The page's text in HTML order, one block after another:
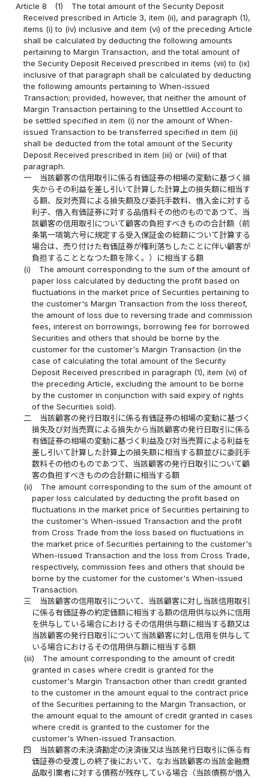
Article 8
(1)
The total amount of the Security Deposit
Received prescribed in Article 3, item (ii), and paragraph (1),
items (i) to (iv) inclusive and item (vi) of the preceding Article
shall be calculated by deducting the following amounts
pertaining to Margin Transaction, and the total amount of
the Security Deposit Received prescribed in items (vii) to (ix)
inclusive of that paragraph shall be calculated by deducting
the following amounts pertaining to When-issued
Transaction; provided, however, that neither the amount of
Margin Transaction pertaining to the Unsettled Account to
be settled specified in item (i) nor the amount of When-
issued Transaction to be transferred specified in item (ii)
shall be deducted from the total amount of the Security
Deposit Received prescribed in item (iii) or (viii) of that
paragraph.
一
当該顧客の信用取引に係る有価証券の相場の変動に基づく損
失からその利益を差し引いて計算した計算上の損失額に相当す
る額、反対売買による損失額及び委託手数料、借入金に対する
利子、借入有価証券に対する品借料その他のものであつて、当
該顧客の信用取引について顧客の負担すべきものの合計額（前
条第一項第六号に規定する受入保証金の総額について計算する
場合は、売り付けた有価証券が権利落ちしたことに伴い顧客が
負担することとなつた額を除く。）に相当する額
(i)
The amount corresponding to the sum of the amount of
paper loss calculated by deducting the profit based on
fluctuations in the market price of Securities pertaining to
the customer's Margin Transaction from the loss thereof,
the amount of loss due to reversing trade and commission
fees, interest on borrowings, borrowing fee for borrowed
Securities and others that should be borne by the
customer for the customer's Margin Transaction (in the
case of calculating the total amount of the Security
Deposit Received prescribed in paragraph (1), item (vi) of
the preceding Article, excluding the amount to be borne
by the customer in conjunction with said expiry of rights
of the Securities sold).
二
当該顧客の発行日取引に係る有価証券の相場の変動に基づく
損失及び対当売買による損失から当該顧客の発行日取引に係る
有価証券の相場の変動に基づく利益及び対当売買による利益を
差し引いて計算した計算上の損失額に相当する額並びに委託手
数料その他のものであつて、当該顧客の発行日取引について顧
客の負担すべきものの合計額に相当する額
(ii)
The amount corresponding to the sum of the amount of
paper loss calculated by deducting the profit based on
fluctuations in the market price of Securities pertaining to
the customer's When-issued Transaction and the profit
from Cross Trade from the loss based on fluctuations in
the market price of Securities pertaining to the customer's
When-issued Transaction and the loss from Cross Trade,
respectively, commission fees and others that should be
borne by the customer for the customer's When-issued
Transaction.
三
当該顧客の信用取引について、当該顧客に対し当該信用取引
に係る有価証券の約定価額に相当する額の信用供与以外に信用
を供与している場合におけるその信用供与額に相当する額又は
当該顧客の発行日取引について当該顧客に対し信用を供与して
いる場合におけるその信用供与額に相当する額
(iii)
The amount corresponding to the amount of credit
granted in cases where credit is granted for the
customer's Margin Transaction other than credit granted
to the customer in the amount equal to the contract price
of the Securities pertaining to the Margin Transaction, or
the amount equal to the amount of credit granted in cases
where credit is granted to the customer for the
customer's When-issued Transaction.
四
当該顧客の未決済勘定の決済後又は当該発行日取引に係る有
価証券の受渡しの終了後において、なお当該顧客の当該金融商
品取引業者に対する債務が残存している場合（当該債務が借入